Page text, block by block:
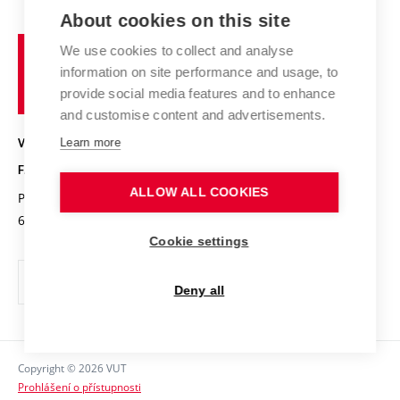
Studium a stáže v zahraničí
Pracovní nabídky
Den chemie
Chemici z VUT
Stipendia
Studijní předpisy
Výsledky VaV
Projekty
Úspěchy a ocenění
Konference a soutěže
Kvalifikační řízení
Fórum Chemistry and Life
Střední školy a FCH
Popularizace vědy
Organizační struktura
Historie fakulty
Kalendář akcí
Fotogalerie
Absolventi
Reklamní předměty
Fakultní časopis
Ochrana osobních údajů
Kontakty
Vysoké
učení
technické
v
VYSOKÉ UČENÍ TECHNICKÉ V BRNĚ
FAKULTA CHEMICKÁ
Purkyňova 464/118
612 00 Brno
www.fch.vut.cz
Copyright © 2026 VUT
Prohlášení o přístupnosti
About cookies on this site
We use cookies to collect and analyse
information on site performance and usage, to
provide social media features and to enhance
and customise content and advertisements.
Learn more
ALLOW ALL COOKIES
Cookie settings
Deny all